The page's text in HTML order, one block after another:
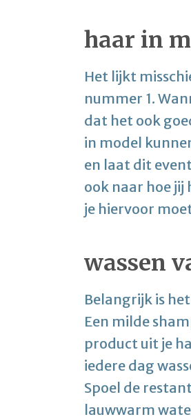
haar in
Het lijkt
nummer 1.
dat het ook
in model
en laat dit
ook naar hoe
je hiervoor
wassen
Belangrijk is het
Een milde
product uit je
iedere dag
Spoel de
lauwwarm